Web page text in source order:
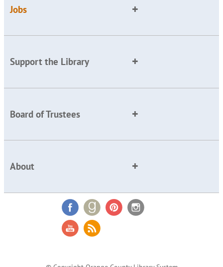
Jobs
Support the Library
Board of Trustees
About